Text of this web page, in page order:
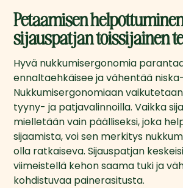
Petaamisen
sijauspatjan toissijainen
Hyvä nukkumisergonomia
ennaltaehkäisee ja vähentää
Nukkumisergonomiaan
tyyny- ja patjavalinnoilla. Vaikka
mielletään vain päälliseksi, joka
sijaamista, voi sen merkitys
olla ratkaiseva. Sijauspatjan
viimeistellä kehon saama tuki ja
kohdistuvaa painerasitusta.